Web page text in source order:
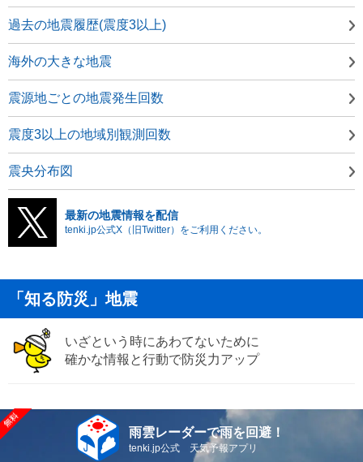
過去の地震履歴(震度3以上)
海外の大きな地震
震源地ごとの地震発生回数
震度3以上の地域別観測回数
震央分布図
最新の地震情報を配信
tenki.jp公式X（旧Twitter）をご利用ください。
「知る防災」地震
いざという時にあわてないために
確かな情報と行動で防災力アップ
雨雲レーダーで雨を回避！
tenki.jp公式 天気予報アプリ